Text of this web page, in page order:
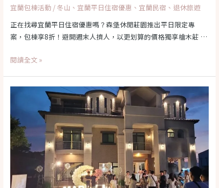
宜蘭包棟活動 / 冬山 、 宜蘭平日住宿優惠 、 宜蘭民宿 、 退休旅遊
正在找尋宜蘭平日住宿優惠嗎？森堡休閒莊園推出平日限定專
案，包棟享8折！避開週末人擠人，以更划算的價格獨享檜木莊 …
【宜
宿
優
惠】
休
閱讀全文 »